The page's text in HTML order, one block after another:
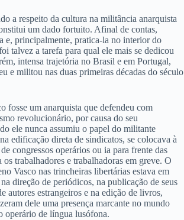
a respeito da cultura na militância anarquista
um dado fortuito. Afinal de contas,
e, principalmente, pratica-la no interior do
talvez a tarefa para qual ele mais se dedicou
intensa trajetória no Brasil e em Portugal,
e militou nas duas primeiras décadas do século
fosse um anarquista que defendeu com
revolucionário, por causa do seu
ele nunca assumiu o papel do militante
edificação direta de sindicatos, se colocava à
congressos operários ou ia para frente das
os trabalhadores e trabalhadoras em greve. O
Vasco nas trincheiras libertárias estava em
direção de periódicos, na publicação de seus
autores estrangeiros e na edição de livros,
dele uma presença marcante no mundo
operário de língua lusófona.